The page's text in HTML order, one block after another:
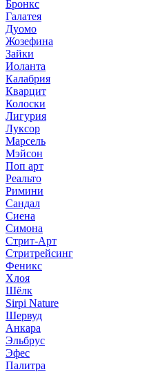
Бронкс
Галатея
Дуомо
Жозефина
Зайки
Иоланта
Калабрия
Кварцит
Колоски
Лигурия
Луксор
Марсель
Мэйсон
Поп арт
Реальто
Римини
Сандал
Сиена
Симона
Стрит-Арт
Стритрейсинг
Феникс
Хлоя
Шёлк
Sirpi Nature
Шервуд
Анкара
Эльбрус
Эфес
Палитра